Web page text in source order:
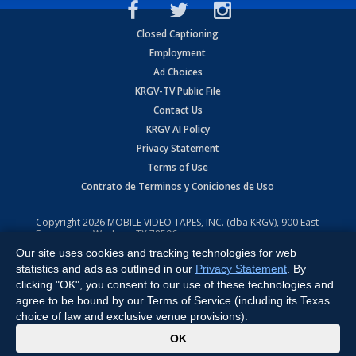
Closed Captioning
Employment
Ad Choices
KRGV-TV Public File
Contact Us
KRGV AI Policy
Privacy Statement
Terms of Use
Contrato de Terminos y Coniciones de Uso
Copyright2026 MOBILE VIDEO TAPES, INC. (dba KRGV), 900 East
Expressway, Weslaco, TX 78596.
All Rights Reserved. Powered by:Ruby Shore Software
Our site uses cookies and tracking technologies for web
statistics and ads as outlined in our Privacy Statement . By
clicking "OK", you consent to our use of these technologies and
agree to be bound by our Terms of Service (including its Texas
choice of law and exclusive venue provisions).
OK